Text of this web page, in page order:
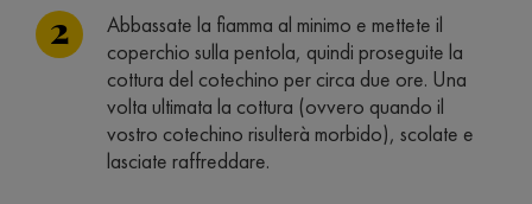
Abbassate la fiamma al minimo e mettete il
coperchio sulla pentola, quindi proseguite la
cottura del cotechino per circa due ore. Una
volta ultimata la cottura (ovvero quando il
vostro cotechino risulterà morbido), scolate e
lasciate raffreddare.